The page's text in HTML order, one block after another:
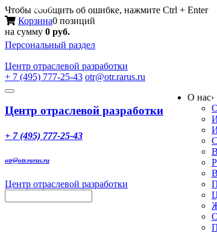
Чтобы сообщить об ошибке, нажмите Ctrl + Enter
Корзина0 позиций
на сумму 0 руб.
Персональный раздел
Центр отраслевой разработки
+ 7 (495) 777-25-43 otr@otr.rarus.ru
Toggle
Меню
Центр отраслевой разработки
+ 7 (495) 777-25-43
otr@otr.rarus.ru
Центр отраслевой разработки
О нас›